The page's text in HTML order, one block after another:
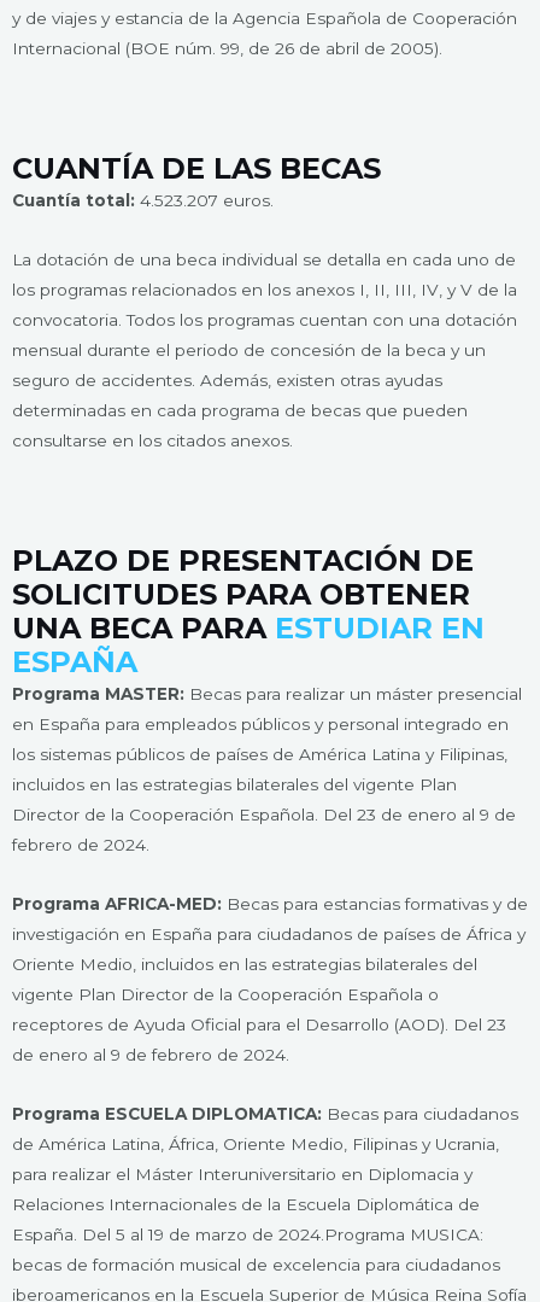
y de viajes y estancia de la Agencia Española de Cooperación
Internacional (BOE núm. 99, de 26 de abril de 2005).
CUANTÍA DE LAS BECAS
Cuantía total: 4.523.207 euros.
La dotación de una beca individual se detalla en cada uno de
los programas relacionados en los anexos I, II, III, IV, y V de la
convocatoria. Todos los programas cuentan con una dotación
mensual durante el periodo de concesión de la beca y un
seguro de accidentes. Además, existen otras ayudas
determinadas en cada programa de becas que pueden
consultarse en los citados anexos.
PLAZO DE PRESENTACIÓN DE
SOLICITUDES PARA OBTENER
UNA BECA PARA ESTUDIAR EN
ESPAÑA
Programa MASTER: Becas para realizar un máster presencial
en España para empleados públicos y personal integrado en
los sistemas públicos de países de América Latina y Filipinas,
incluidos en las estrategias bilaterales del vigente Plan
Director de la Cooperación Española. Del 23 de enero al 9 de
febrero de 2024.
Programa AFRICA-MED: Becas para estancias formativas y de
investigación en España para ciudadanos de países de África y
Oriente Medio, incluidos en las estrategias bilaterales del
vigente Plan Director de la Cooperación Española o
receptores de Ayuda Oficial para el Desarrollo (AOD). Del 23
de enero al 9 de febrero de 2024.
Programa ESCUELA DIPLOMATICA: Becas para ciudadanos
de América Latina, África, Oriente Medio, Filipinas y Ucrania,
para realizar el Máster Interuniversitario en Diplomacia y
Relaciones Internacionales de la Escuela Diplomática de
España. Del 5 al 19 de marzo de 2024.Programa MUSICA:
becas de formación musical de excelencia para ciudadanos
iberoamericanos en la Escuela Superior de Música Reina Sofía